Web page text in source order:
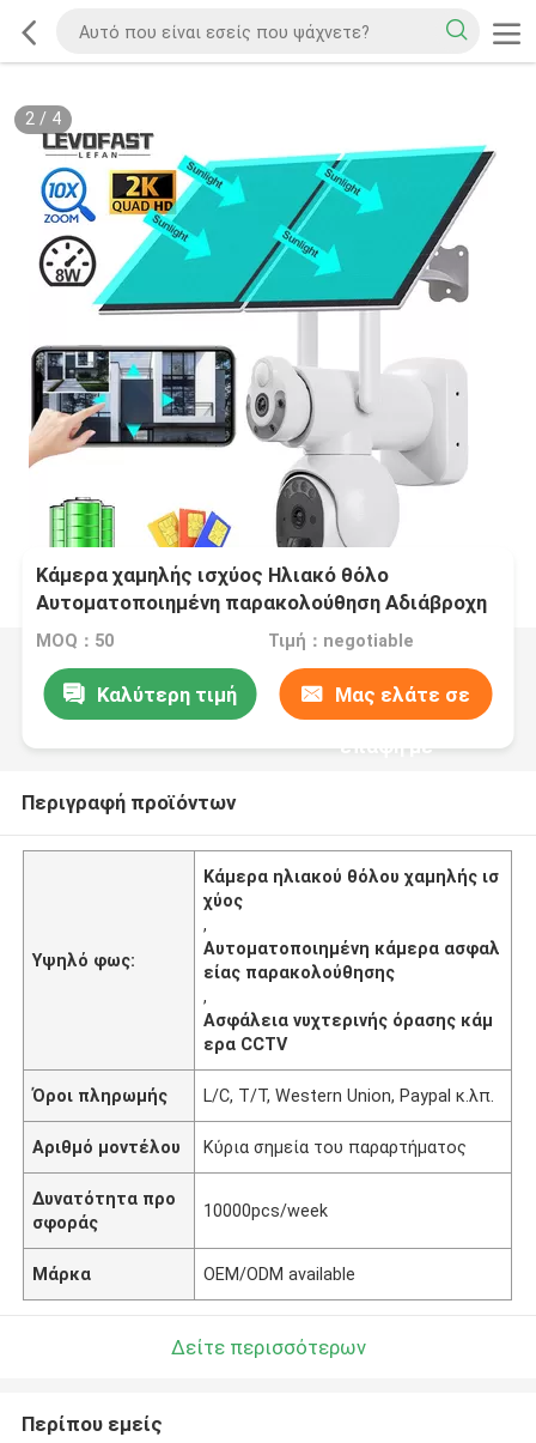
2/ 4
Κάμερα χαμηλής ισχύος Ηλιακό θόλο
Αυτοματοποιημένη παρακολούθηση Αδιάβροχη
νυχτερινή όραση Ασφάλεια κάμερα CCTV
MOQ：50 Τιμή：negotiable
Καλύτερη τιμή Μας ελάτε σε
επαφή με
Περιγραφή προϊόντων
Υψηλό φως:
Κάμερα ηλιακού θόλου χαμηλής ισ
χύος
,
Αυτοματοποιημένη κάμερα ασφαλ
είας παρακολούθησης
,
Ασφάλεια νυχτερινής όρασης κάμ
ερα CCTV
Όροι πληρωμής L/C, T/T, Western Union, Paypal κ.λπ.
Αριθμό μοντέλου Κύρια σημεία του παραρτήματος
Δυνατότητα προ
σφοράς
10000pcs/week
Μάρκα OEM/ODM available
Δείτε περισσότερων
Περίπου εμείς